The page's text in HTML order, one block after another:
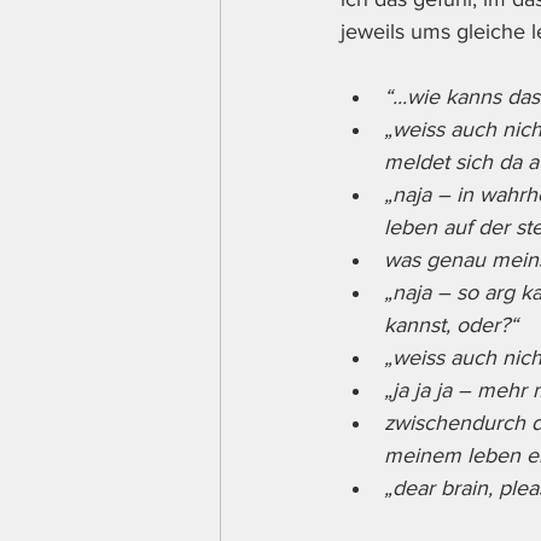
jeweils ums gleiche
“...wie kanns
„weiss auch
meldet sich da
„naja – in
leben auf der
was genau
„naja – so arg
kannst, oder?“
„weiss auch
„ja ja ja – mehr
zwischendurch
meinem leben
„dear brain,